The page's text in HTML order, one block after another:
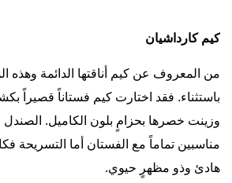
كيم كارداشيان
من المعروف عن كيم أناقتها الدائمة وهذه
باستثناء. فقد اختارت كيم فستاناً قصيراً
وزينت خصرها بحزامٍ بلون الكاميل. الصندل
مناسبين تماماً مع الفستان أما التسريحة
هادئ وذو مظهرٍ حيوي.